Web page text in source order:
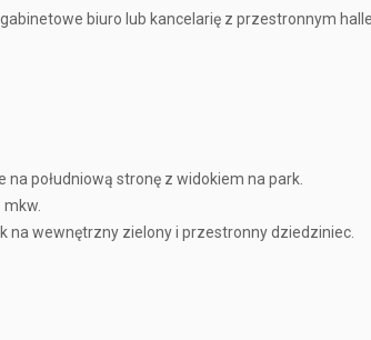
biuro lub kancelarię z przestronnym
południową stronę z widokiem na park.
mkw.
na wewnętrzny zielony i przestronny dziedziniec.